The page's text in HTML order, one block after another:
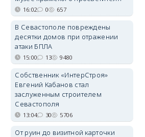
16:02 0 657
В Севастополе повреждены
десятки домов при отражении
атаки БПЛА
15:00 13 9480
Собственник «ИнтерСтроя»
Евгений Кабанов стал
заслуженным строителем
Севастополя
13:04 30 5706
От руин до визитной карточки